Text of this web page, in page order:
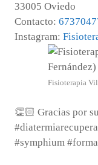
33005 Oviedo
Contacto:
Instagram:
Fisioterapia
👏🏻 Gracias por
#symphium